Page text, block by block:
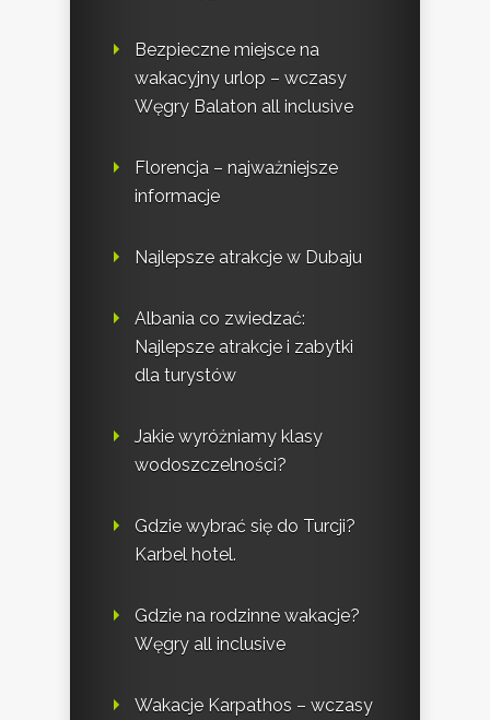
Bezpieczne miejsce na
wakacyjny urlop – wczasy
Węgry Balaton all inclusive
Florencja – najważniejsze
informacje
Najlepsze atrakcje w Dubaju
Albania co zwiedzać:
Najlepsze atrakcje i zabytki
dla turystów
Jakie wyróżniamy klasy
wodoszczelności?
Gdzie wybrać się do Turcji?
Karbel hotel.
Gdzie na rodzinne wakacje?
Węgry all inclusive
Wakacje Karpathos – wczasy